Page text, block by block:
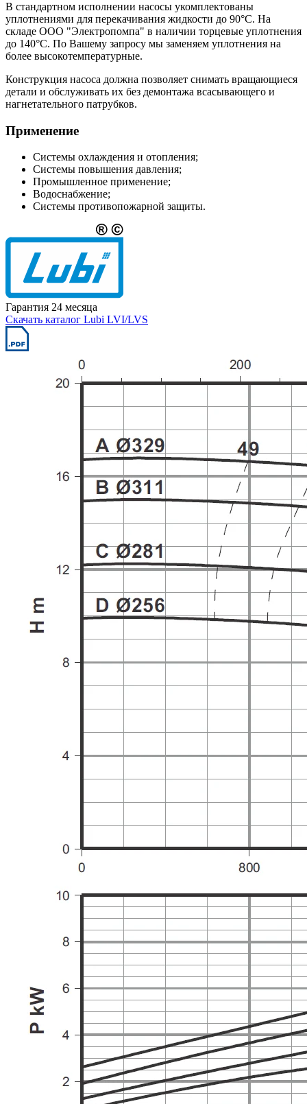
В стандартном исполнении насосы укомплектованы
уплотнениями для перекачивания жидкости до 90°С. На
складе ООО "Электропомпа" в наличии торцевые уплотнения
до 140°С. По Вашему запросу мы заменяем уплотнения на
более высокотемпературные.
Конструкция насоса должна позволяет снимать вращающиеся
детали и обслуживать их без демонтажа всасывающего и
нагнетательного патрубков.
Применение
Системы охлаждения и отопления;
Системы повышения давления;
Промышленное применение;
Водоснабжение;
Системы противопожарной защиты.
Гарантия 24 месяца
Скачать каталог Lubi LVI/LVS